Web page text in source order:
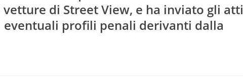
di Street View, e ha inviato gli atti
profili penali derivanti dalla